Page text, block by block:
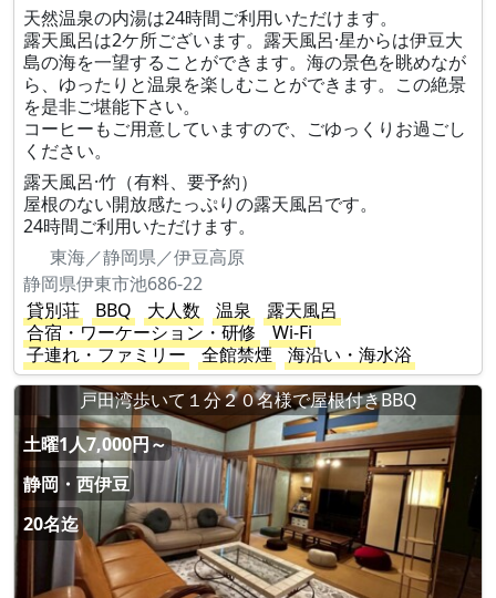
天然温泉の内湯は24時間ご利用いただけます。
露天風呂は2ケ所ございます。露天風呂·星からは伊豆大
島の海を一望することができます。海の景色を眺めなが
ら、ゆったりと温泉を楽しむことができます。この絶景
を是非ご堪能下さい。
コーヒーもご用意していますので、ごゆっくりお過ごし
ください。
露天風呂·竹（有料、要予約）
屋根のない開放感たっぷりの露天風呂です。
24時間ご利用いただけます。
東海／静岡県／伊豆高原
静岡県伊東市池686-22
貸別荘
BBQ 大人数 温泉
露天風呂
合宿・ワーケーション・研修
Wi-Fi
子連れ・ファミリー
全館禁煙
海沿い・海水浴
戸田湾歩いて１分２０名様で屋根付きBBQ
土曜1人7,000円～
静岡・西伊豆
20名迄